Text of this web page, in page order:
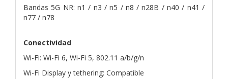
Bandas 5G NR: n1 / n3 / n5 / n8 / n28B / n40 / n41 /
n77 / n78
Conectividad
Wi-Fi: Wi-Fi 6, Wi-Fi 5, 802.11 a/b/g/n
Wi-Fi Display y tethering: Compatible